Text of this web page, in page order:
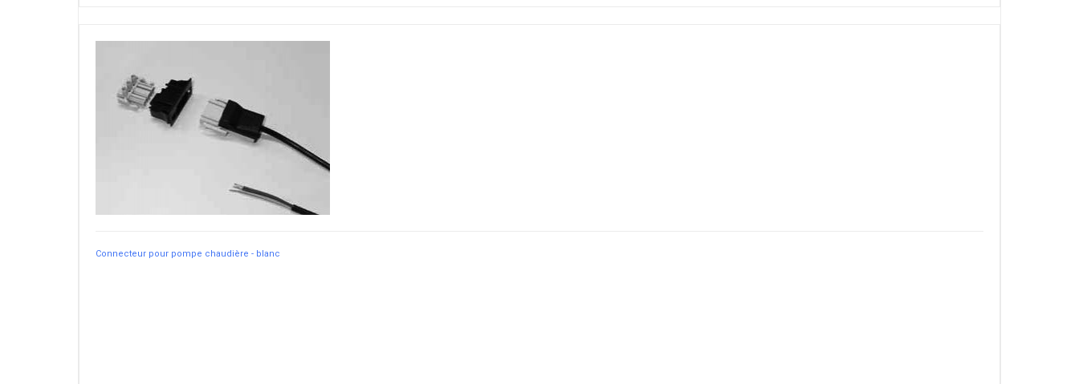
Connecteur pour pompe chaudière - blanc